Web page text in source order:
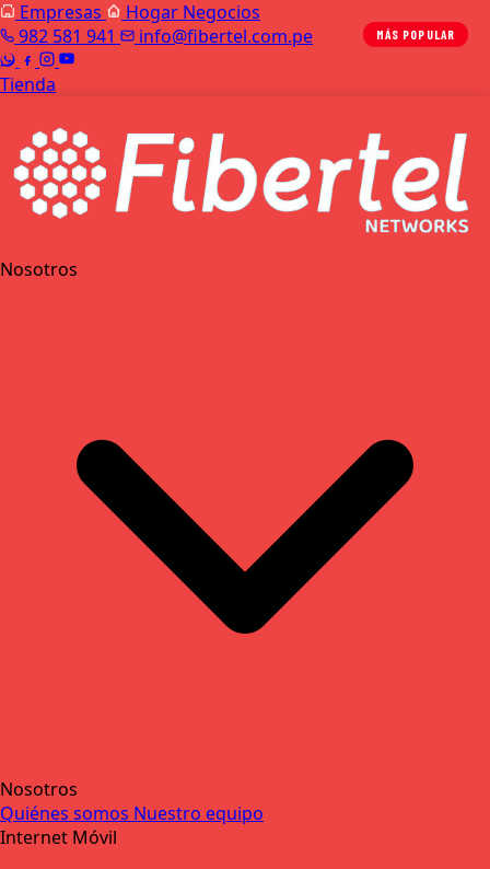
Empresas Hogar Negocios
982 581 941
info@fibertel.com.pe
Tienda
Nosotros
Nosotros
Quiénes somos Nuestro equipo
Internet Móvil